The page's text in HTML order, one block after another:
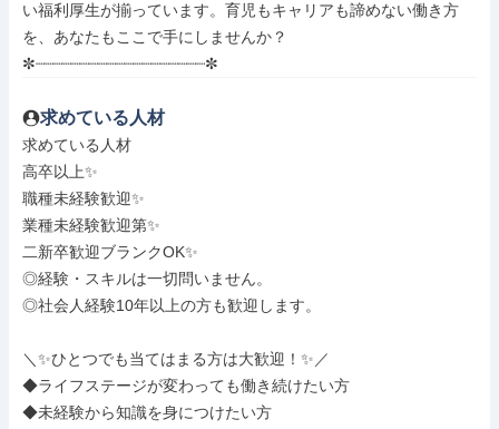
い福利厚生が揃っています。育児もキャリアも諦めない働き方
を、あなたもここで手にしませんか？
✼┈┈┈┈┈┈┈┈┈┈┈┈┈┈┈┈┈┈┈✼
求めている人材
求めている人材
高卒以上✨
職種未経験歓迎✨
業種未経験歓迎第✨
二新卒歓迎ブランクOK✨
◎経験・スキルは一切問いません。
◎社会人経験10年以上の方も歓迎します。
＼✨ひとつでも当てはまる方は大歓迎！✨／
◆ライフステージが変わっても働き続けたい方
◆未経験から知識を身につけたい方